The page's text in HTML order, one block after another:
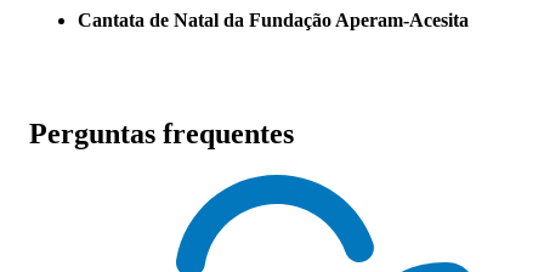
Cantata de Natal da Fundação Aperam-Acesita
Perguntas frequentes